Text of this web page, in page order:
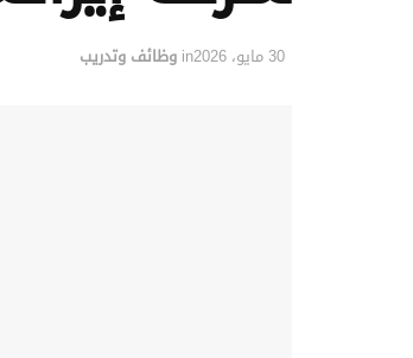
30 مايو، 2026 in وظائف وتدريب